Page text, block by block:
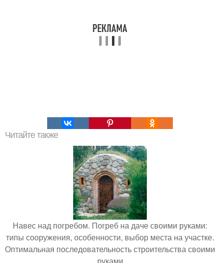
Читайте также
Навес над погребом. Погреб на даче своими руками:
типы сооружения, особенности, выбор места на участке.
Оптимальная последовательность строительства своими
руками